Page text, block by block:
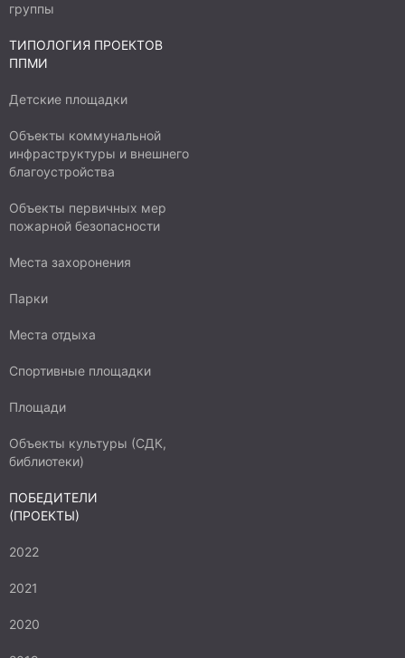
группы
ТИПОЛОГИЯ ПРОЕКТОВ
ППМИ
Детские площадки
Объекты коммунальной
инфраструктуры и внешнего
благоустройства
Объекты первичных мер
пожарной безопасности
Места захоронения
Парки
Места отдыха
Спортивные площадки
Площади
Объекты культуры (СДК,
библиотеки)
ПОБЕДИТЕЛИ
(ПРОЕКТЫ)
2022
2021
2020